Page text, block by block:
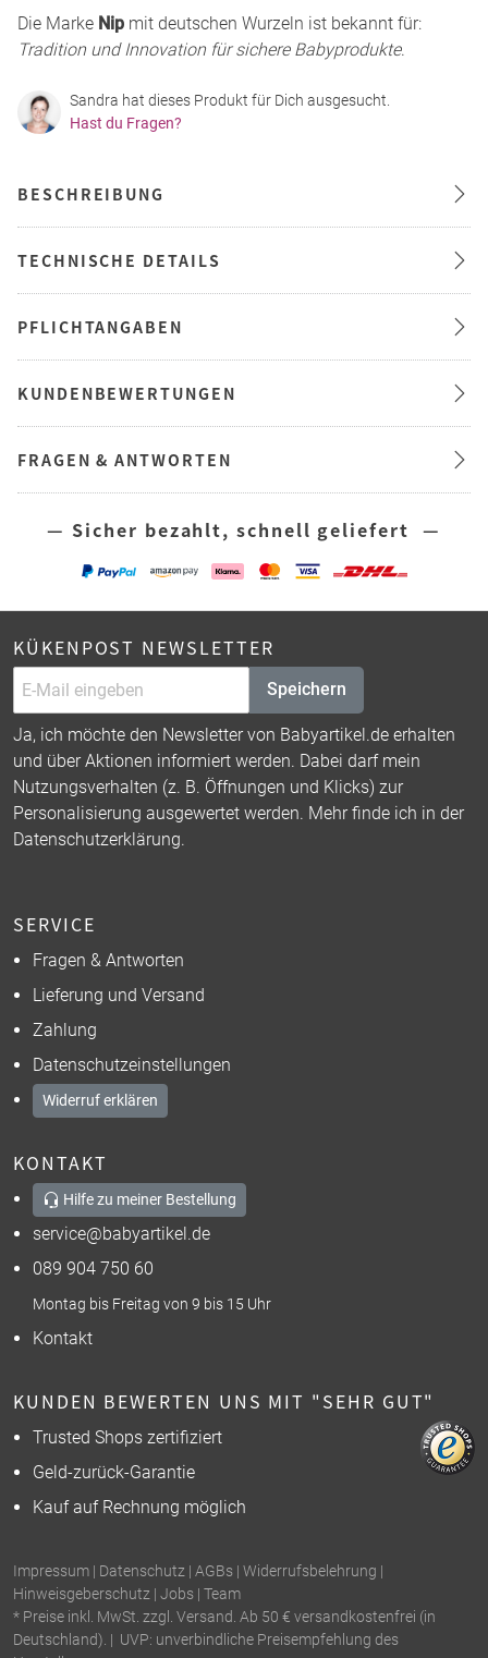
Die Marke Nip mit deutschen Wurzeln ist bekannt für:
Tradition und Innovation für sichere Babyprodukte.
Sandra hat dieses Produkt für Dich ausgesucht.
Hast du Fragen?
BESCHREIBUNG
TECHNISCHE DETAILS
PFLICHTANGABEN
KUNDENBEWERTUNGEN
FRAGEN & ANTWORTEN
— Sicher bezahlt, schnell geliefert —
KÜKENPOST NEWSLETTER
Speichern
Ja, ich möchte den Newsletter von Babyartikel.de erhalten
und über Aktionen informiert werden. Dabei darf mein
Nutzungsverhalten (z. B. Öffnungen und Klicks) zur
Personalisierung ausgewertet werden. Mehr finde ich in der
Datenschutzerklärung.
SERVICE
Fragen & Antworten
Lieferung und Versand
Zahlung
Datenschutzeinstellungen
Widerruf erklären
KONTAKT
Hilfe zu meiner Bestellung
service@babyartikel.de
089 904 750 60
Montag bis Freitag von 9 bis 15 Uhr
Kontakt
KUNDEN BEWERTEN UNS MIT "SEHR GUT"
Trusted Shops zertifiziert
Geld-zurück-Garantie
Kauf auf Rechnung möglich
Impressum | Datenschutz | AGBs | Widerrufsbelehrung |
Hinweisgeberschutz | Jobs | Team
* Preise inkl. MwSt. zzgl. Versand. Ab 50 € versandkostenfrei (in
Deutschland). | UVP: unverbindliche Preisempfehlung des